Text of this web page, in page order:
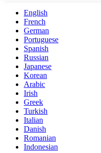
English
French
German
Portuguese
Spanish
Russian
Japanese
Korean
Arabic
Irish
Greek
Turkish
Italian
Danish
Romanian
Indonesian